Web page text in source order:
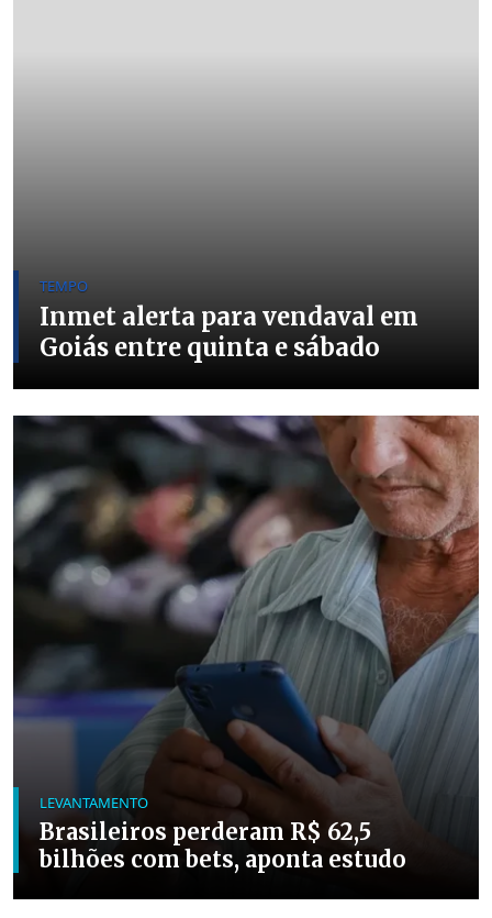
TEMPO
Inmet alerta para vendaval em
Goiás entre quinta e sábado
LEVANTAMENTO
Brasileiros perderam R$ 62,5
bilhões com bets, aponta estudo